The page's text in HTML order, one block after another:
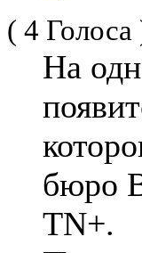
( 4 Голоса
На
бюро
TN+.